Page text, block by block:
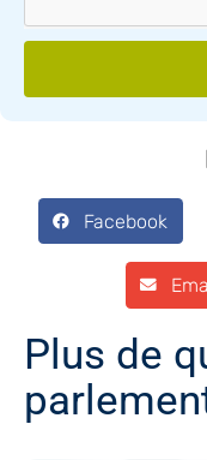
Facebook
Plus de